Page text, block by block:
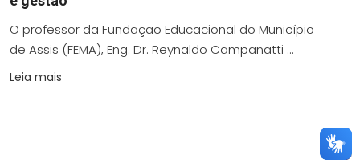
O professor da Fundação Educacional do Município
de Assis (FEMA), Eng. Dr. Reynaldo Campanatti ...
Leia mais